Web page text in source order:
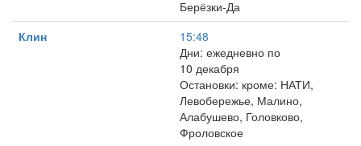
Берёзки-Да
Клин
15:48
Дни: ежедневно по
10 декабря
Остановки: кроме: НАТИ,
Левобережье, Малино,
Алабушево, Головково,
Фроловское